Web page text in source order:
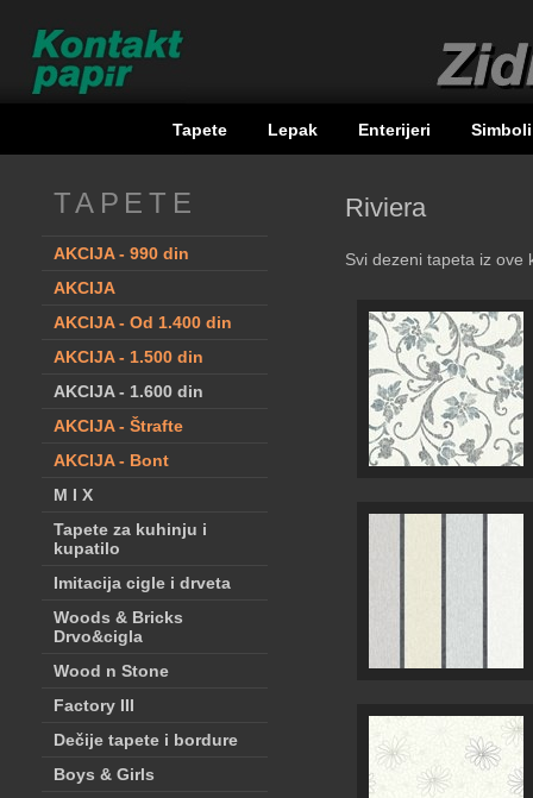
Tapete Lepak Enterijeri
TAPETE
AKCIJA - 990 din
AKCIJA
AKCIJA - Od 1.400 din
AKCIJA - 1.500 din
AKCIJA - 1.600 din
AKCIJA - Štrafte
AKCIJA - Bont
M I X
Tapete za kuhinju i
kupatilo
Imitacija cigle i drveta
Woods & Bricks
Drvo&cigla
Wood n Stone
Factory III
Dečije tapete i bordure
Boys & Girls
Riviera
Svi dezeni tapeta iz ove